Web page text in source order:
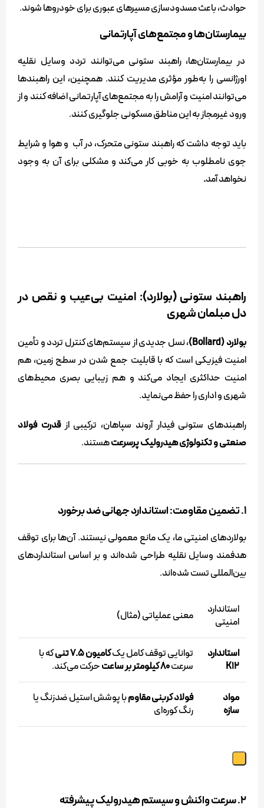
حوادث، باعث مسدودسازی مسیرهای عبوری برای خودروها شوند.
بیمارستان‌ها و مجتمع‌های آپارتمانی
در بیمارستان‌ها، راهبند ستونی می‌توانند تردد وسایل نقلیه
اورژانسی را به‌طور مؤثری مدیریت کنند. همچنین، این راهبندها
می‌توانند امنیت و آرامش را به مجتمع‌های آپارتمانی اضافه کنند و از
ورود غیرمجاز به این مناطق مسکونی جلوگیری کنند.
باید توجه داشت که راهبند ستونی متحرک، در آب و هوا و شرایط
جوی نامطلوب به خوبی کار می‌کند و مشکلی برای آن به وجود
نخواهد آمد.
راهبند ستونی (بولارد): امنیت بی‌عیب و نقص در
دل مبلمان شهری
بولارد (Bollard)
، نسل جدیدی از سیستم‌های کنترل تردد و تأمین
امنیت فیزیکی است که با قابلیت جمع شدن در سطح زمین، هم
امنیت حداکثری ایجاد می‌کند و هم زیبایی بصری محیط‌های
شهری و اداری را حفظ می‌نماید.
راهبندهای ستونی فیدار آروند سپاهان، ترکیبی ازقدرت فولاد
صنعتی و تکنولوژی هیدرولیک پرسرعتهستند.
۱. تضمین مقاومت: استاندارد جهانی ضد برخورد
بولاردهای امنیتی ما، یک مانع معمولی نیستند. آن‌ها برای توقف
هدفمند وسایل نقلیه طراحی شده‌اند و بر اساس استانداردهای
بین‌المللی تست شده‌اند.
استاندارد
امنیتی
معنی عملیاتی (مثال)
استاندارد
K12
توانایی توقف کامل یککامیون ۷.۵ تنی
که با
سرعت۸۰ کیلومتر بر ساعت حرکت می‌کند.
مواد
سازه
فولاد کربنی مقاومبا پوشش استیل ضدزنگ یا
رنگ کوره‌ای
۲. سرعت واکنش و سیستم هیدرولیک پیشرفته